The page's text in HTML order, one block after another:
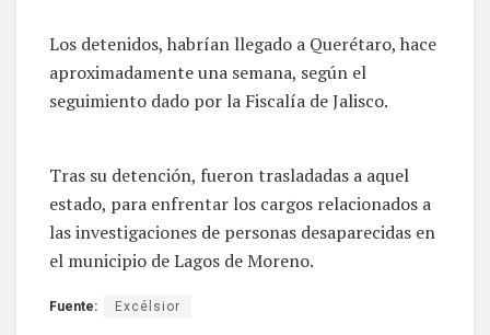
Los detenidos, habrían llegado a Querétaro, hace
aproximadamente una semana, según el
seguimiento dado por la Fiscalía de Jalisco.
Tras su detención, fueron trasladadas a aquel
estado, para enfrentar los cargos relacionados a
las investigaciones de personas desaparecidas en
el municipio de Lagos de Moreno.
Fuente: Excélsior